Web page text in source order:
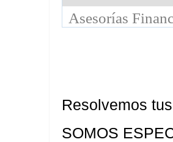
Asesorías
Resolvemos
SOMOS